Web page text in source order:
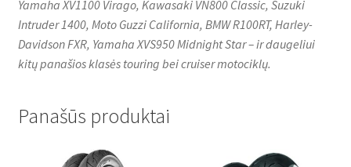
Yamaha XV1100 Virago, Kawasaki VN800 Classic, Suzuki
Intruder 1400, Moto Guzzi California, BMW R100RT, Harley-
Davidson FXR, Yamaha XVS950 Midnight Star – ir daugeliui
kitų panašios klasės touring bei cruiser motociklų.
Panašūs produktai